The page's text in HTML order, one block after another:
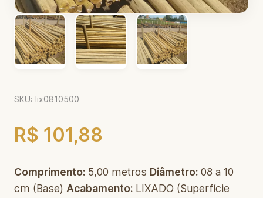
SKU: lix0810500
R$ 101,88
Comprimento: 5,00 metros Diâmetro: 08 a 10
cm (Base) Acabamento: LIXADO (Superfície